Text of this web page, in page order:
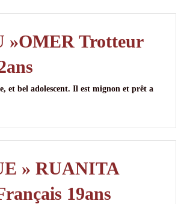
»OMER Trotteur
et bel adolescent. Il est mignon et prêt a
» RUANITA
19ans